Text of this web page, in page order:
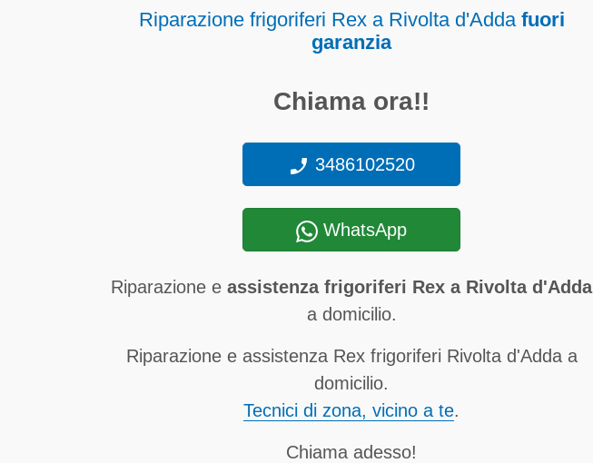
Riparazione frigoriferi Rex a Rivolta d'Adda fuori
garanzia
Chiama ora!!
3486102520
WhatsApp
Riparazione e assistenza frigoriferi Rex a Rivolta d'Adda
a domicilio.
Riparazione e assistenza Rex frigoriferi Rivolta d'Adda a
domicilio.
Tecnici di zona, vicino a te.
Chiama adesso!